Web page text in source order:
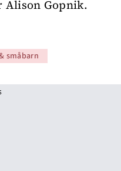
Alison Gopnik.
småbarn